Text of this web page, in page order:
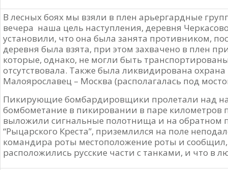
В лесных боях мы взяли в плен арьергардные
вечера наша цель наступления, деревня
установили, что она была занята противником,
деревня была взята, при этом захвачено в плен
которые, однако, не могли быть
отсутствовала. Также была ликвидирована
Малоярославец – Москва (располагалась под
Пикирующие бомбардировщики пролетали над
бомбометание в пикировании в паре
выложили сигнальные полотнища и на обратном
“Рыцарского Креста”, приземлился на поле
командира роты местоположение роты и
расположились русские части с танками, и что в